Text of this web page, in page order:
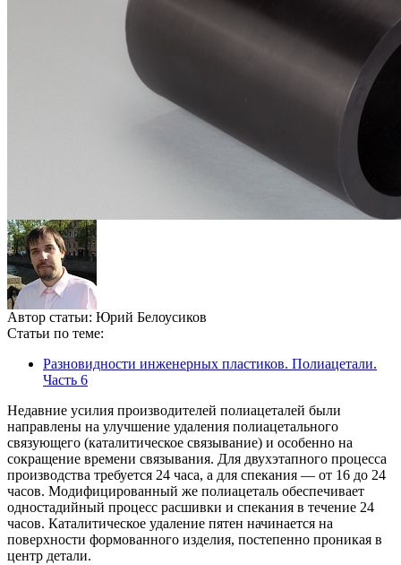
Автор статьи: Юрий Белоусиков
Статьи по теме:
Разновидности инженерных пластиков. Полиацетали.
Часть 6
Недавние усилия производителей полиацеталей были
направлены на улучшение удаления полиацетального
связующего (каталитическое связывание) и особенно на
сокращение времени связывания. Для двухэтапного процесса
производства требуется 24 часа, а для спекания — от 16 до 24
часов. Модифицированный же полиацеталь обеспечивает
одностадийный процесс расшивки и спекания в течение 24
часов. Каталитическое удаление пятен начинается на
поверхности формованного изделия, постепенно проникая в
центр детали.